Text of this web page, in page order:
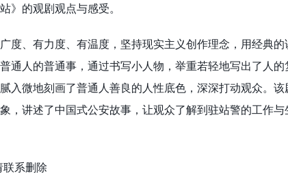
》的观剧观点与感受。
度、有力度、有温度，坚持现实主义创作理念，用经典的
通人的普通事，通过书写小人物，举重若轻地写出了人的
入微地刻画了普通人善良的人性底色，深深打动观众。该
，讲述了中国式公安故事，让观众了解到驻站警的工作与
系删除